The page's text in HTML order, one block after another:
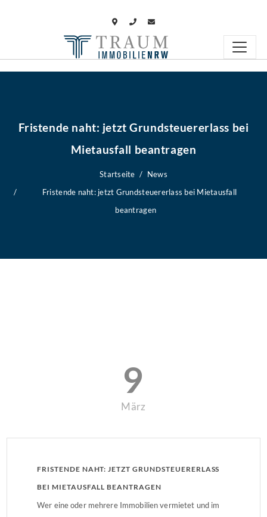
Fristende naht: jetzt Grundsteuererlass bei
Mietausfall beantragen
Startseite
News
Fristende naht: jetzt Grundsteuererlass bei Mietausfall
beantragen
9
März
FRISTENDE NAHT: JETZT GRUNDSTEUERERLASS
BEI MIETAUSFALL BEANTRAGEN
Wer eine oder mehrere Immobilien vermietet und im